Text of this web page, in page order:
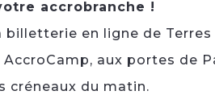
cette visite contée
pierre, bateliers et voyageurs
mimes et petites histoires, ils
accrobranche !
en ligne de Terres
aux portes de
créneaux du matin.